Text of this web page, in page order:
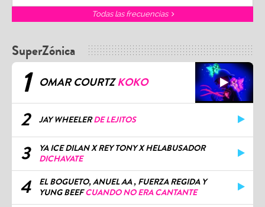
Todas las frecuencias
SuperZónica
1 OMAR COURTZKOKO
2 JAY WHEELERDE LEJITOS
3
YA ICE DILAN X REY TONY X HELABUSADOR
DICHAVATE
4
EL BOGUETO, ANUEL AA , FUERZA REGIDA Y
YUNG BEEFCUANDO NO ERA CANTANTE